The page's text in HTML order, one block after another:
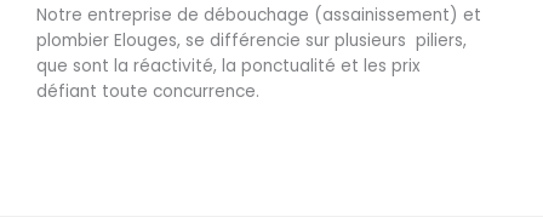
Notre entreprise de débouchage (assainissement) et
plombier Elouges, se différencie sur plusieurs piliers,
que sont la réactivité, la ponctualité et les prix
défiant toute concurrence.